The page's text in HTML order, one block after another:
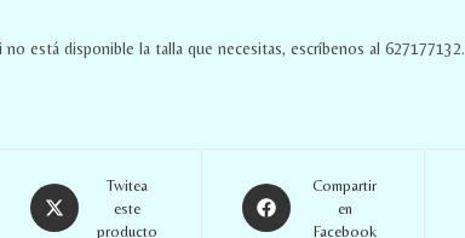
no está disponible la talla que necesitas, escríbenos al 627177132.
Twitea
este
producto
Compartir
en
Facebook